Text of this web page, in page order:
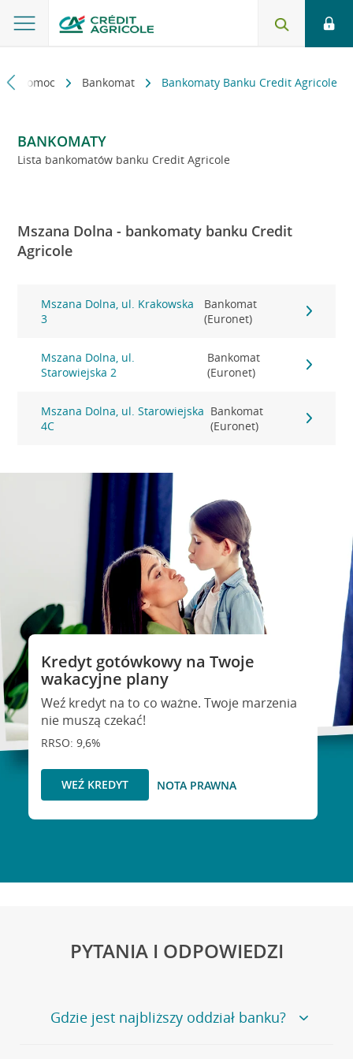
i pomoc Bankomat Bankomaty Banku Credit Agricole
BANKOMATY
Lista bankomatów banku Credit Agricole
Mszana Dolna - bankomaty banku Credit
Agricole
Mszana Dolna, ul. Krakowska
3
Bankomat
(Euronet)
Mszana Dolna, ul.
Starowiejska 2
Bankomat
(Euronet)
Mszana Dolna, ul. Starowiejska
4C
Bankomat
(Euronet)
Kredyt gotówkowy na Twoje
wakacyjne plany
Weź kredyt na to co ważne. Twoje marzenia
nie muszą czekać!
RRSO: 9,6%
WEŹ KREDYT NOTA PRAWNA
PYTANIA I ODPOWIEDZI
Gdzie jest najbliższy oddział banku?